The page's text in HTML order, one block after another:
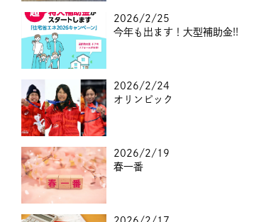
2026/2/25
今年も出ます！大型補助金!!
2026/2/24
オリンピック
2026/2/19
春一番